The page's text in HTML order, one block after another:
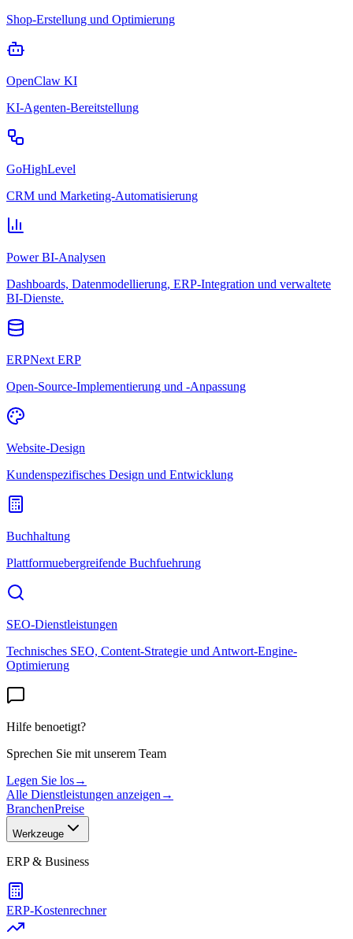
Shop-Erstellung und Optimierung
OpenClaw KI
KI-Agenten-Bereitstellung
GoHighLevel
CRM und Marketing-Automatisierung
Power BI-Analysen
Dashboards, Datenmodellierung, ERP-Integration und verwaltete
BI-Dienste.
ERPNext ERP
Open-Source-Implementierung und -Anpassung
Website-Design
Kundenspezifisches Design und Entwicklung
Buchhaltung
Plattformuebergreifende Buchfuehrung
SEO-Dienstleistungen
Technisches SEO, Content-Strategie und Antwort-Engine-
Optimierung
Hilfe benoetigt?
Sprechen Sie mit unserem Team
Legen Sie los→
Alle Dienstleistungen anzeigen →
BranchenPreise
Werkzeuge
ERP & Business
ERP-Kostenrechner